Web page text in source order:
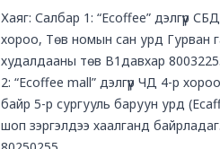
Хаяг: Салбар 1: “Ecoffee” дэлгүүр
хороо, Төв номын сан урд Гурван
худалдааны төв В1давхар
2: “Ecoffee mall” дэлгүүр ЧД 4-р
байр 5-р сургууль баруун урд
шоп зэргэлдээ хаалганд